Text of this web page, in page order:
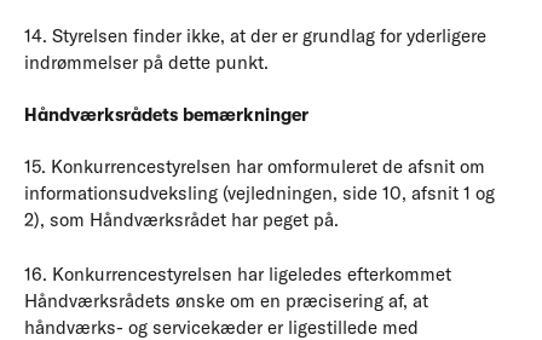
14. Styrelsen finder ikke, at der er grundlag for yderligere
indrømmelser på dette punkt.
Håndværksrådets bemærkninger
15. Konkurrencestyrelsen har omformuleret de afsnit om
informationsudveksling (vejledningen, side 10, afsnit 1 og
2), som Håndværksrådet har peget på.
16. Konkurrencestyrelsen har ligeledes efterkommet
Håndværksrådets ønske om en præcisering af, at
håndværks- og servicekæder er ligestillede med